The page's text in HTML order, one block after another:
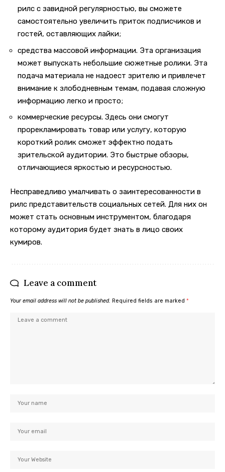
рилс с завидной регулярностью, вы сможете
самостоятельно увеличить приток подписчиков и
гостей, оставляющих лайки;
средства массовой информации. Эта организация
может выпускать небольшие сюжетные ролики. Эта
подача материала не надоест зрителю и привлечет
внимание к злободневным темам, подавая сложную
информацию легко и просто;
коммерческие ресурсы. Здесь они смогут
прорекламировать товар или услугу, которую
короткий ролик сможет эффектно подать
зрительской аудитории. Это быстрые обзоры,
отличающиеся яркостью и ресурсностью.
Несправедливо умалчивать о заинтересованности в
рилс представительств социальных сетей. Для них он
может стать основным инструментом, благодаря
которому аудитория будет знать в лицо своих
кумиров.
Leave a comment
Your email address will not be published. Required fields are marked *